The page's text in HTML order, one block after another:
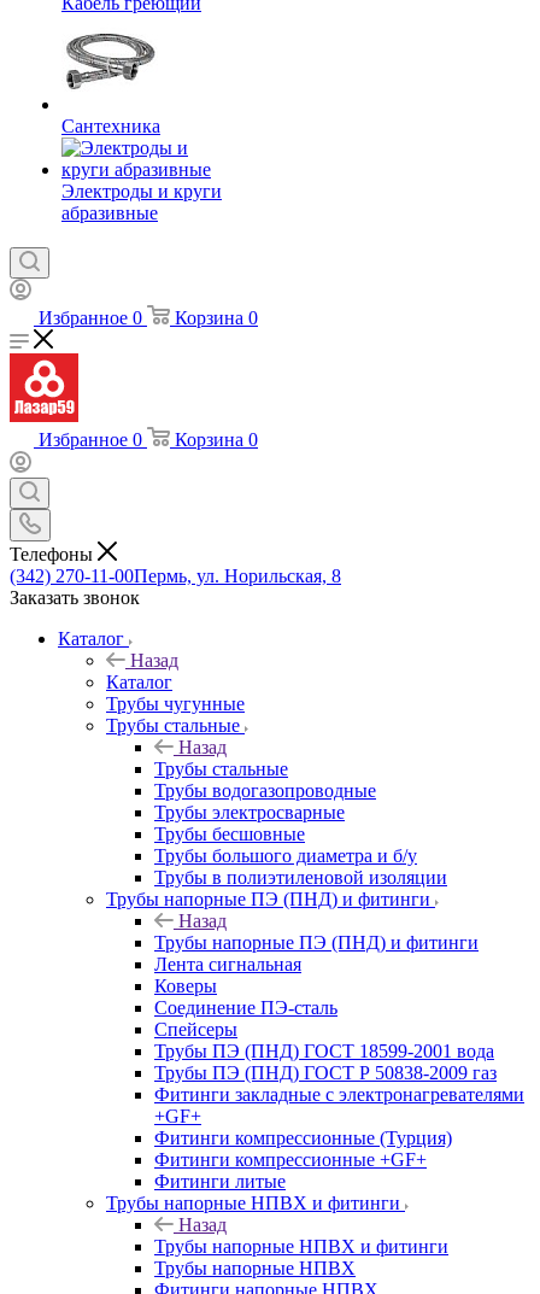
Сантехника
Электроды и круги
абразивные
Избранное 0 Корзина 0
Избранное 0 Корзина 0
Телефоны
(342) 270-11-00Пермь, ул. Норильская, 8
Заказать звонок
Каталог
Назад
Каталог
Трубы чугунные
Трубы стальные
Назад
Трубы стальные
Трубы водогазопроводные
Трубы электросварные
Трубы бесшовные
Трубы большого диаметра и б/у
Трубы в полиэтиленовой изоляции
Трубы напорные ПЭ (ПНД) и фитинги
Назад
Трубы напорные ПЭ (ПНД) и фитинги
Лента сигнальная
Коверы
Соединение ПЭ-сталь
Спейсеры
Трубы ПЭ (ПНД) ГОСТ 18599-2001 вода
Трубы ПЭ (ПНД) ГОСТ Р 50838-2009 газ
Фитинги закладные с электронагревателями
+GF+
Фитинги компрессионные (Турция)
Фитинги компрессионные +GF+
Фитинги литые
Трубы напорные НПВХ и фитинги
Назад
Трубы напорные НПВХ и фитинги
Трубы напорные НПВХ
Фитинги напорные НПВХ